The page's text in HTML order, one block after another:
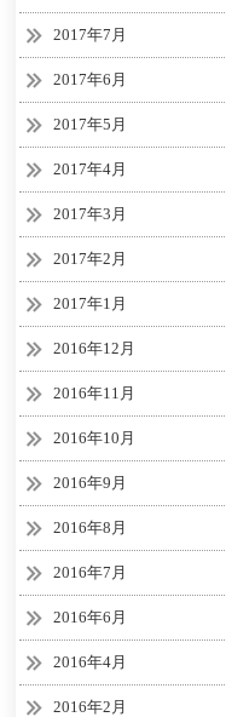
2017年7月
2017年6月
2017年5月
2017年4月
2017年3月
2017年2月
2017年1月
2016年12月
2016年11月
2016年10月
2016年9月
2016年8月
2016年7月
2016年6月
2016年4月
2016年2月